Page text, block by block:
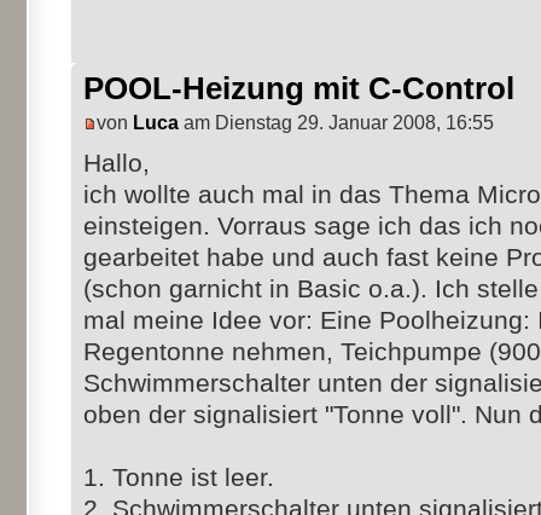
POOL-Heizung mit C-Control
von Luca am Dienstag 29. Januar 2008, 16:55
Hallo,
ich wollte auch mal in das Thema
einsteigen. Vorraus sage ich das ich
gearbeitet habe und auch fast keine
(schon garnicht in Basic o.a.). Ich
mal meine Idee vor: Eine Poolheizung:
Regentonne nehmen, Teichpumpe
Schwimmerschalter unten der
oben der signalisiert "Tonne voll". Nun
1. Tonne ist leer.
2. Schwimmerschalter unten